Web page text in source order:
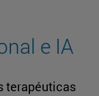
e IA
terapéuticas